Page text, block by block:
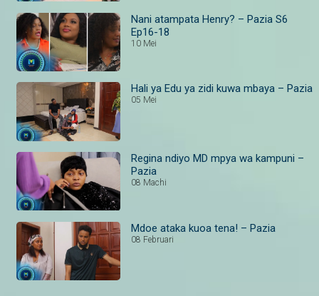
Nani atampata Henry? – Pazia S6
Ep16-18
10 Mei
Hali ya Edu ya zidi kuwa mbaya – Pazia
05 Mei
Regina ndiyo MD mpya wa kampuni –
Pazia
08 Machi
Mdoe ataka kuoa tena! – Pazia
08 Februari